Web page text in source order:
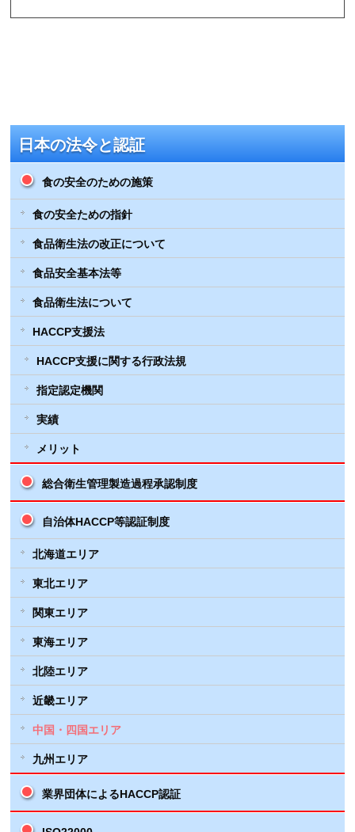
日本の法令と認証
食の安全のための施策
食の安全ための指針
食品衛生法の改正について
食品安全基本法等
食品衛生法について
HACCP支援法
HACCP支援に関する行政法規
指定認定機関
実績
メリット
総合衛生管理製造過程承認制度
自治体HACCP等認証制度
北海道エリア
東北エリア
関東エリア
東海エリア
北陸エリア
近畿エリア
中国・四国エリア
九州エリア
業界団体によるHACCP認証